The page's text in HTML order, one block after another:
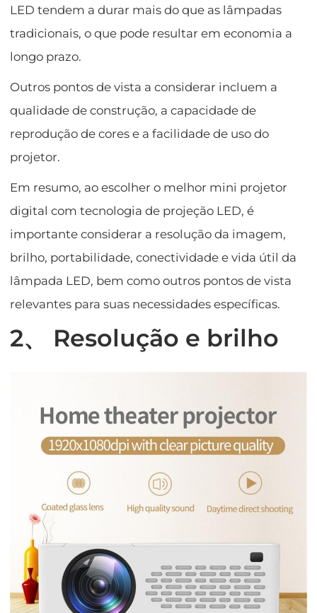
LED tendem a durar mais do que as lâmpadas
tradicionais, o que pode resultar em economia a
longo prazo.
Outros pontos de vista a considerar incluem a
qualidade de construção, a capacidade de
reprodução de cores e a facilidade de uso do
projetor.
Em resumo, ao escolher o melhor mini projetor
digital com tecnologia de projeção LED, é
importante considerar a resolução da imagem,
brilho, portabilidade, conectividade e vida útil da
lâmpada LED, bem como outros pontos de vista
relevantes para suas necessidades específicas.
2、 Resolução e brilho